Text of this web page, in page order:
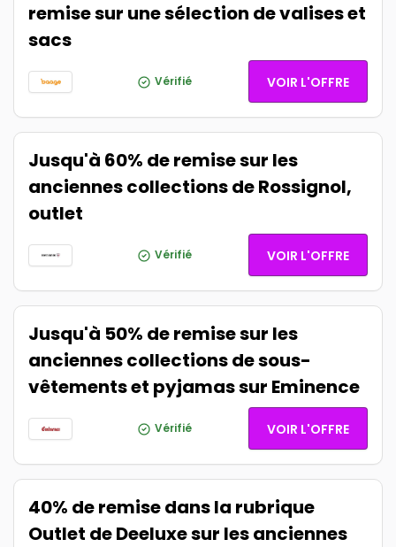
remise sur une sélection de valises et
sacs
Vérifié VOIR L'OFFRE
Jusqu'à 60% de remise sur les
anciennes collections de Rossignol,
outlet
Vérifié VOIR L'OFFRE
Jusqu'à 50% de remise sur les
anciennes collections de sous-
vêtements et pyjamas sur Eminence
Vérifié VOIR L'OFFRE
40% de remise dans la rubrique
Outlet de Deeluxe sur les anciennes